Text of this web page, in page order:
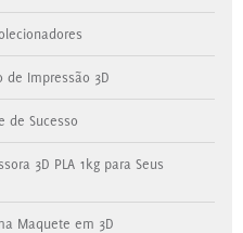
de Impressão 3D
de Sucesso
3D PLA 1kg para Seus
Maquete em 3D